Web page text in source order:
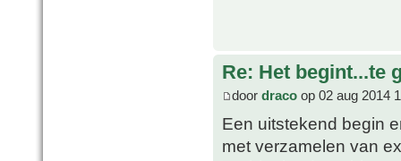
Re: Het begint...te
door draco op 02 aug 2014
Een uitstekend begin
met verzamelen van